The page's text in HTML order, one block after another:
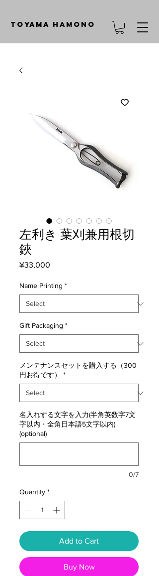
TOYAMA HAMONO
左利き 葉刈兼用根切
鋏
¥33,000
Name Printing *
Gift Packaging *
メンテナンスセットを購入する（300
円お得です）
*
名入れする文字を入力(半角英数字7文
字以内・全角日本語5文字以内)
(optional)
0/7
Quantity *
Add to Cart
Buy Now